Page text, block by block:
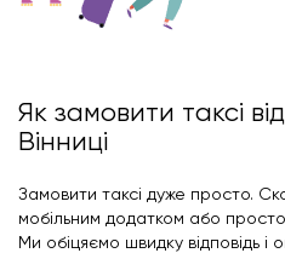
Як замовити таксі
Вінниці
Замовити таксі дуже просто.
мобільним додатком або
Ми обіцяємо швидку відповідь і